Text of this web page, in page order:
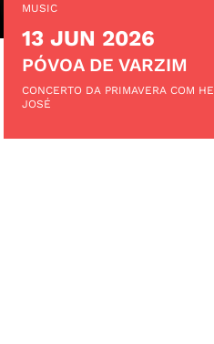
MUSIC
13 JUN 2026
PÓVOA DE VARZIM
CONCERTO DA PRIMAVERA COM
JOSÉ